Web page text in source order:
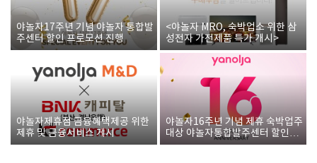
야놀자17주년 기념 야놀자 통합발
주센터 할인 프로모션 진행
<야놀자 MRO, 숙박업소 위한 삼
성전자 가전제품 특가 개시>
야놀자제휴점 금융혜택제공 위한
제휴 및 금융서비스 게시
야놀자16주년 기념 제휴 숙박업주
대상 야놀자통합발주센터 할인쿠
폰 증정